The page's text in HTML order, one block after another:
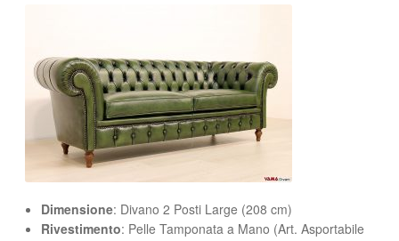
Dimensione: Divano 2 Posti Large (208 cm)
Rivestimento: Pelle Tamponata a Mano (Art. Asportabile